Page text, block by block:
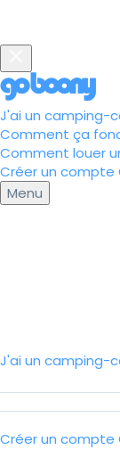
J'ai un camping-
Comment ça
Comment louer
Créer un compte
Menu
J'ai un camping-
Créer un compte